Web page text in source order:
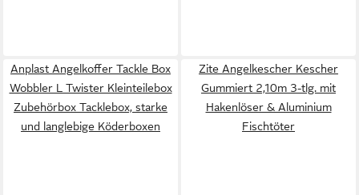
Anplast Angelkoffer Tackle Box
Wobbler L Twister Kleinteilebox
Zubehörbox Tacklebox, starke
und langlebige Köderboxen
Zite Angelkescher Kescher
Gummiert 2,10m 3-tlg. mit
Hakenlöser & Aluminium
Fischtöter